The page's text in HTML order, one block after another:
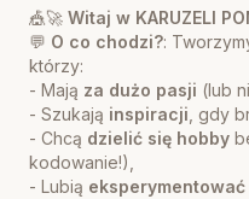
🎪🚀 Witaj w KARUZELI
💬 O co chodzi?:
którzy:
- Mają za dużo pasji (lub
- Szukają inspiracji , gdy
- Chcą dzielić się hobby
kodowanie!),
- Lubią eksperymentować